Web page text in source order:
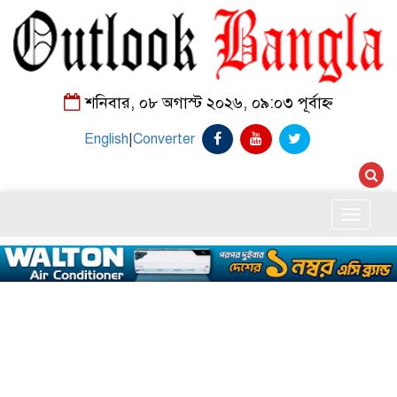
শনিবার, ০৮ অগাস্ট ২০২৬, ০৯:০৩ পূর্বাহ্ন
English|Converter